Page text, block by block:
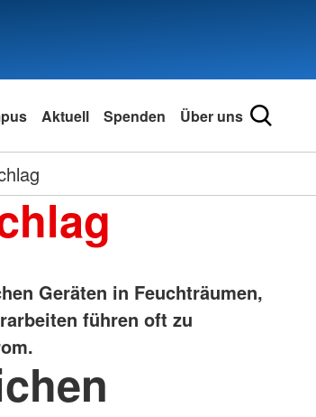
Aktuell Spenden Über uns
Geräten in Feuchträumen,
führen oft zu